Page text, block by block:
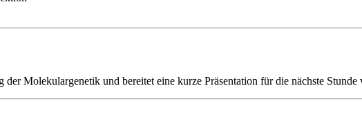
Molekulargenetik und bereitet eine kurze Präsentation für die nächste Stunde